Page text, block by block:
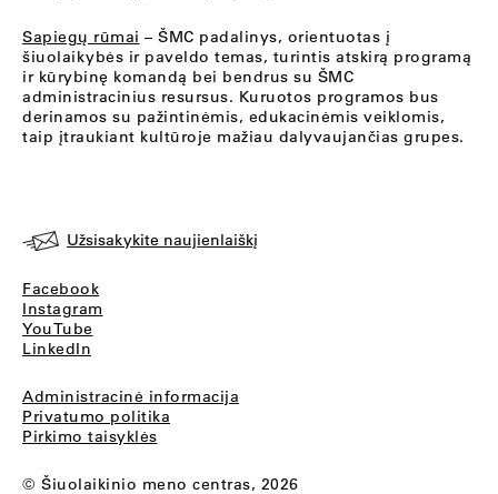
Sapiegų rūmai – ŠMC padalinys, orientuotas į
šiuolaikybės ir paveldo temas, turintis atskirą programą
ir kūrybinę komandą bei bendrus su ŠMC
administracinius resursus. Kuruotos programos bus
derinamos su pažintinėmis, edukacinėmis veiklomis,
taip įtraukiant kultūroje mažiau dalyvaujančias grupes.
Užsisakykite naujienlaiškį
Facebook
Instagram
YouTube
LinkedIn
Administracinė informacija
Privatumo politika
Pirkimo taisyklės
© Šiuolaikinio meno centras, 2026